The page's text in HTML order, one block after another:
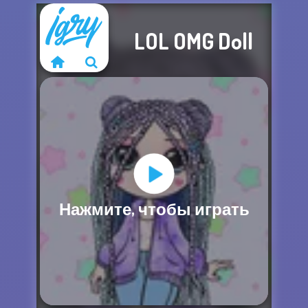
Извините, эта
игра недоступна
LOL OMG Doll
Нажмите, чтобы играть